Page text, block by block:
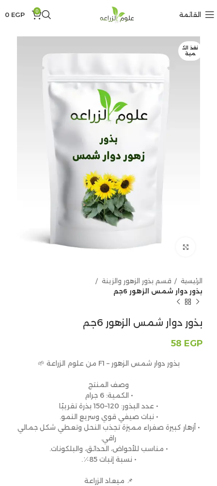
القائمة 0
0 EGP
نفذ الك
مية
Click to enlarge
الرئيسية
قسم بذور الزهور والزينة
بذور دوار شمس الزهور 6جم
بذور دوار شمس الزهور 6جم
58 EGP
بذور دوار شمس الزهور – F1 من علوم الزراعة 🌱
وصف المنتج
• الكمية: 6 جرام
• عدد البذور: 120–150 بذرة تقريبًا
• نبات صيفي قوي وسريع النمو.
• أزهار كبيرة صفراء مميزة تجذب النحل وتعطي شكل جمالي
راقي.
• مناسب للأحواض، الحدائق، والبلكونات.
• نسبة إنبات 85٪.
📌 ميعاد الزراعة